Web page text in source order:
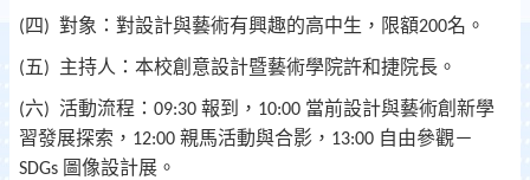
(四) 對象：對設計與藝術有興趣的高中生，限額200名。
(五) 主持人：本校創意設計暨藝術學院許和捷院長。
(六) 活動流程： 09:30 報到， 10:00 當前設計與藝術創新學
習發展探索， 12:00 親馬活動與合影， 13:00 自由參觀－
SDGs 圖像設計展。